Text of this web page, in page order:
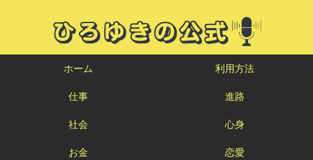
ホーム 利用方法
仕事 進路
社会 心身
お金 恋愛